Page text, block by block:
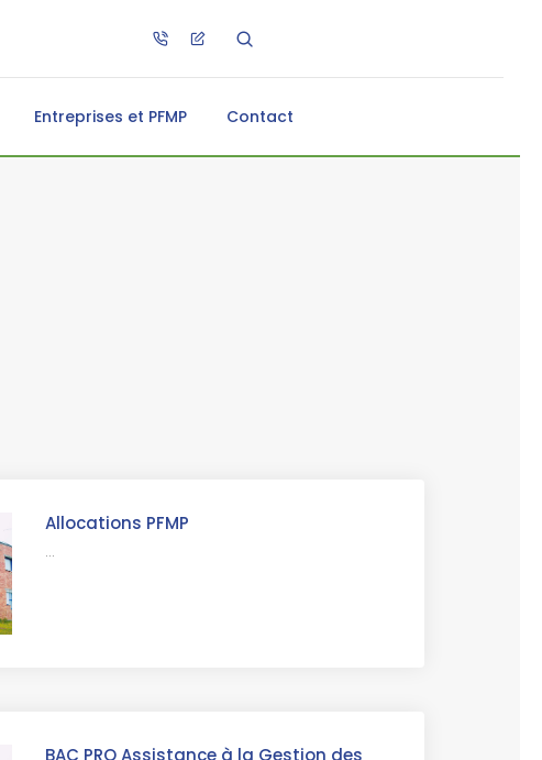
Entreprises et PFMP Contact
Allocations PFMP
...
BAC PRO Assistance à la Gestion des